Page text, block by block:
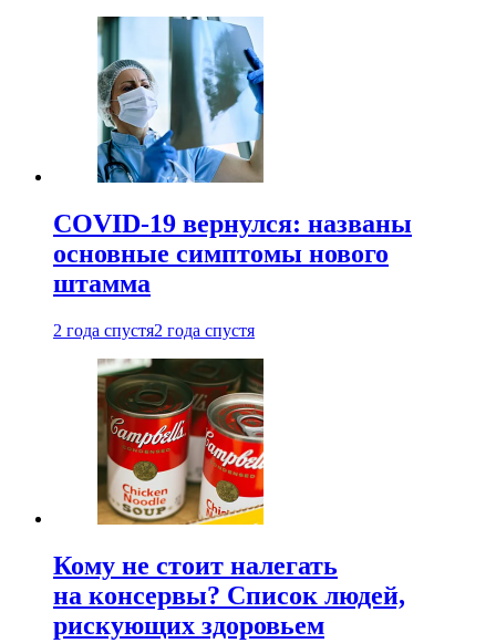
COVID-19 вернулся: названы
основные симптомы нового
штамма
2 года спустя2 года спустя
Кому не стоит налегать
на консервы? Список людей,
рискующих здоровьем